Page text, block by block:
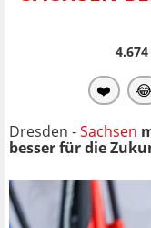
4.674
❤️ 😂
Dresden -Sachsen
besser für die